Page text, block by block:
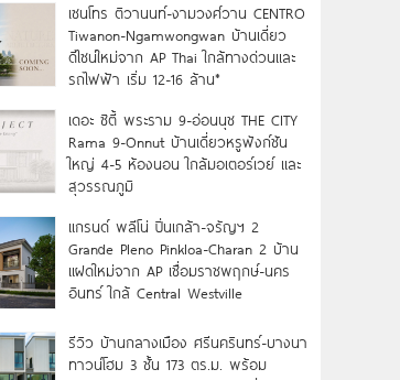
เซนโทร ติวานนท์-งามวงศ์วาน CENTRO
Tiwanon-Ngamwongwan บ้านเดี่ยว
ดีไซน์ใหม่จาก AP Thai ใกล้ทางด่วนและ
รถไฟฟ้า เริ่ม 12-16 ล้าน*
เดอะ ซิตี้ พระราม 9-อ่อนนุช THE CITY
Rama 9-Onnut บ้านเดี่ยวหรูฟังก์ชัน
ใหญ่ 4-5 ห้องนอน ใกล้มอเตอร์เวย์ และ
สุวรรณภูมิ
แกรนด์ พลีโน่ ปิ่นเกล้า-จรัญฯ 2
Grande Pleno Pinkloa-Charan 2 บ้าน
แฝดใหม่จาก AP เชื่อมราชพฤกษ์-นคร
อินทร์ ใกล้ Central Westville
รีวิว บ้านกลางเมือง ศรีนครินทร์-บางนา
ทาวน์โฮม 3 ชั้น 173 ตร.ม. พร้อม